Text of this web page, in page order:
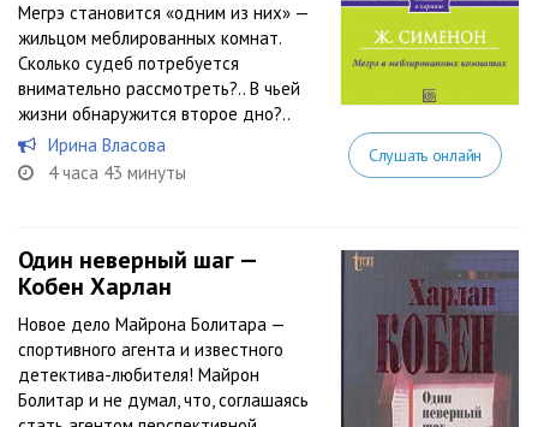
Мегрэ становится «одним из них» —
жильцом меблированных комнат.
Сколько судеб потребуется
внимательно рассмотреть?.. В чьей
жизни обнаружится второе дно?..
Ирина Власова
4 часа 43 минуты
Слушать онлайн
Один неверный шаг —
Кобен Харлан
Новое дело Майрона Болитара —
спортивного агента и известного
детектива-любителя! Майрон
Болитар и не думал, что, соглашаясь